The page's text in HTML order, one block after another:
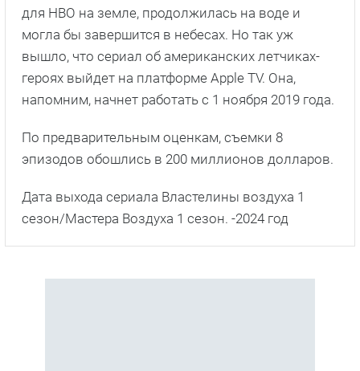
для HBO на земле, продолжилась на воде и
могла бы завершится в небесах. Но так уж
вышло, что сериал об американских летчиках-
героях выйдет на платформе Apple TV. Она,
напомним, начнет работать с 1 ноября 2019 года.
По предварительным оценкам, съемки 8
эпизодов обошлись в 200 миллионов долларов.
Дата выхода сериала Властелины воздуха 1
сезон/Мастера Воздуха 1 сезон. -2024 год